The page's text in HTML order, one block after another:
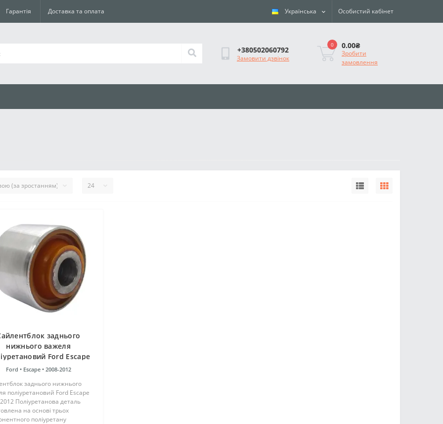
Гарантія Доставка та оплата Українська Особистий кабінет
+380502060792
Замовити дзвінок
0 0.00₴
Зробити
замовлення
заднього
нижнього важеля
Ford Escape
2008-2012
Ford • Escape • 2008-2012
заднього нижнього
поліуретановий Ford Escape
Поліуретанова деталь
на основі трьох
поліуретану